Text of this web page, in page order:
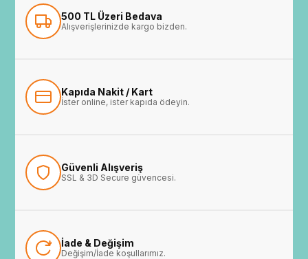
500 TL Üzeri Bedava
Alışverişlerinizde kargo bizden.
Kapıda Nakit / Kart
İster online, ister kapıda ödeyin.
Güvenli Alışveriş
SSL & 3D Secure güvencesi.
İade & Değişim
Değişim/İade koşullarımız.